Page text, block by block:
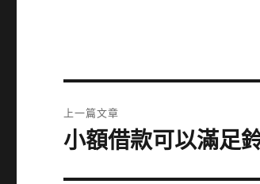
章
上一篇文章
上
小額借款可以滿足